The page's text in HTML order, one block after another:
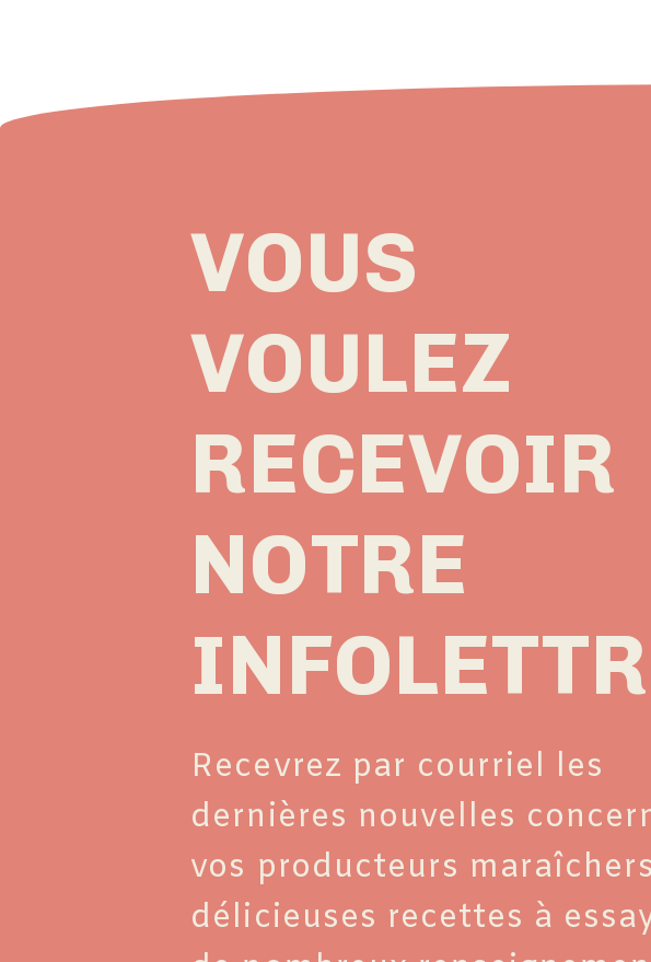
VOUS
VOULEZ
RECEVOIR
NOTRE
Recevrez par courriel les
dernières nouvelles
vos producteurs
délicieuses recettes à